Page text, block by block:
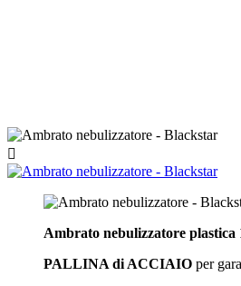

Ambrato nebulizzatore plastica
PALLINA di ACCIAIO per